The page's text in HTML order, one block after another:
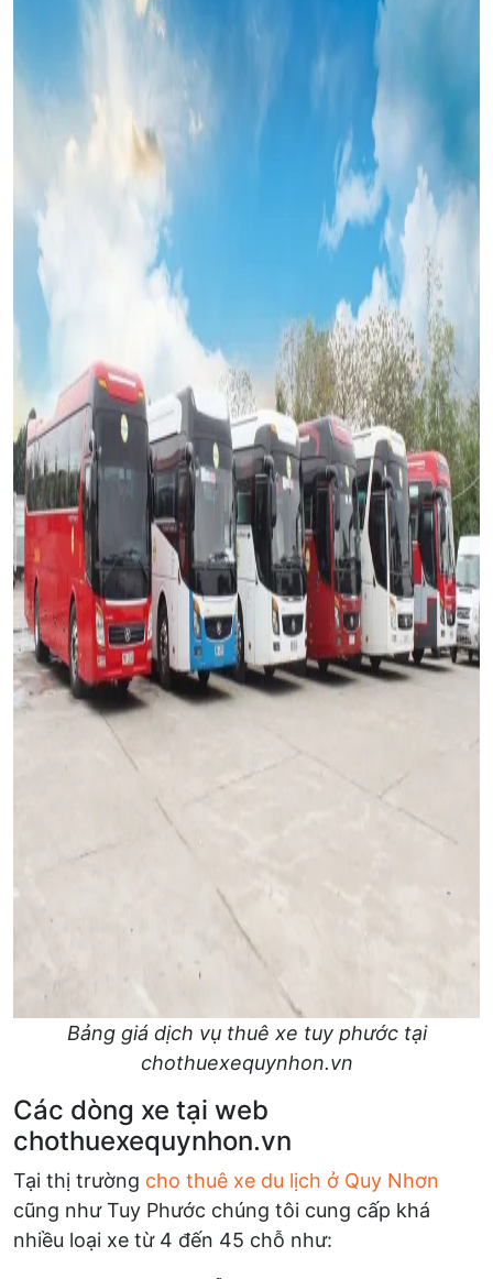
Bảng giá dịch vụ thuê xe tuy phước tại
chothuexequynhon.vn
Các dòng xe tại web
chothuexequynhon.vn
Tại thị trường cho thuê xe du lịch ở Quy Nhơn
cũng như Tuy Phước chúng tôi cung cấp khá
nhiều loại xe từ 4 đến 45 chỗ như: